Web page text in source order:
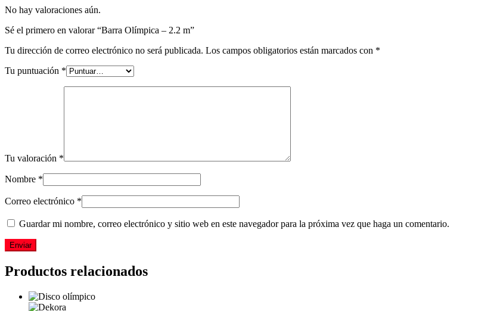
No hay valoraciones aún.
Sé el primero en valorar “Barra Olímpica – 2.2 m”
Tu dirección de correo electrónico no será publicada. Los campos obligatorios están marcados con *
Tu puntuación *
Tu valoración *
Nombre *
Correo electrónico *
Guardar mi nombre, correo electrónico y sitio web en este navegador para la próxima vez que haga un comentario.
Productos relacionados